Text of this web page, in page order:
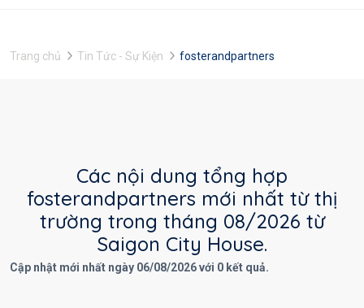
Trang chủ Tin Tức - Sự Kiện fosterandpartners
Các nội dung tổng hợp
fosterandpartners mới nhất từ thị
trường trong tháng 08/2026 từ
Saigon City House.
Cập nhật mới nhất ngày 06/08/2026 với 0 kết quả.